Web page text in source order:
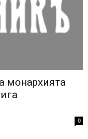
монархията
0